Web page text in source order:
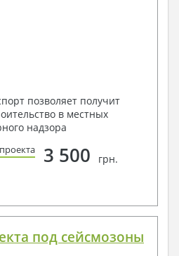
позволяет получит
в местных
надзора
3 500 грн.
под сейсмозоны